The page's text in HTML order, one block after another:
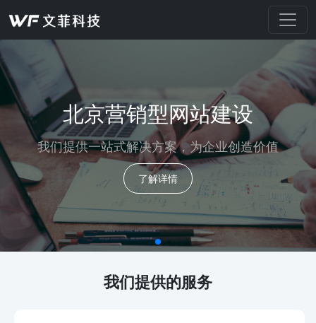
北京营销型网站建设
我们提供一站式解决方案，为企业创造价值
了解详情
我们提供的服务